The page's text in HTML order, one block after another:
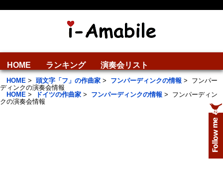
HOME ランキング 演奏会リスト
HOME > 頭文字「フ」の作曲家 > フンパーディンクの情報 > フンパー
ディンクの演奏会情報
HOME > ドイツの作曲家 > フンパーディンクの情報 > フンパーディン
クの演奏会情報